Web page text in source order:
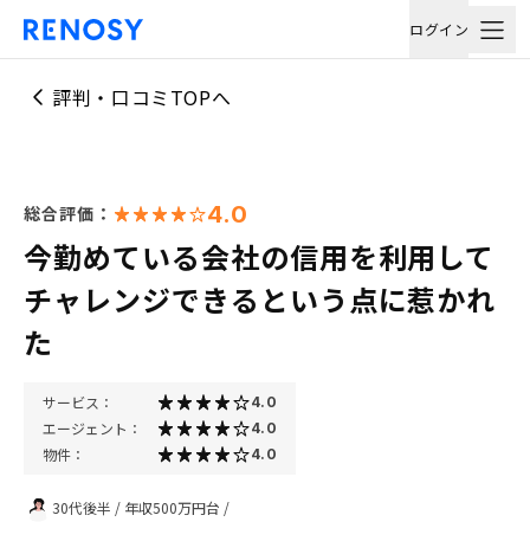
ログイン
評判・口コミTOPへ
総合評価： 4.0
今勤めている会社の信用を利用して
チャレンジできるという点に惹かれ
た
サービス： 4.0
エージェント： 4.0
物件： 4.0
30代後半 / 年収500万円台 /